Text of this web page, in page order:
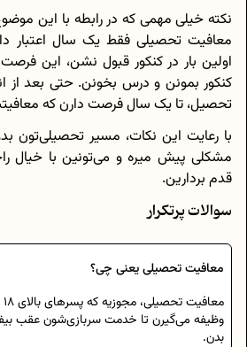
نکته خیلی مهمی که در رابطه با این
معافیت تحصیلی فقط یک سال اعتبار
اولین بار در کنکور قبول نشن، این
کنکور بمونن و درس بخونن. حتی بعد از
تحصیل، تا یک سال فرصت دارن که
با رعایت این نکات، مسیر تحصیلی‌تون
مشکلی پیش میره و می‌‌تونین با خیال
قدم بردارین.
سوالات پرتکرار
معافیت تحصیلی یعنی چی؟
وظیفه می‌گیرن تا خدمت سربازی‌شون عقب
بدن.